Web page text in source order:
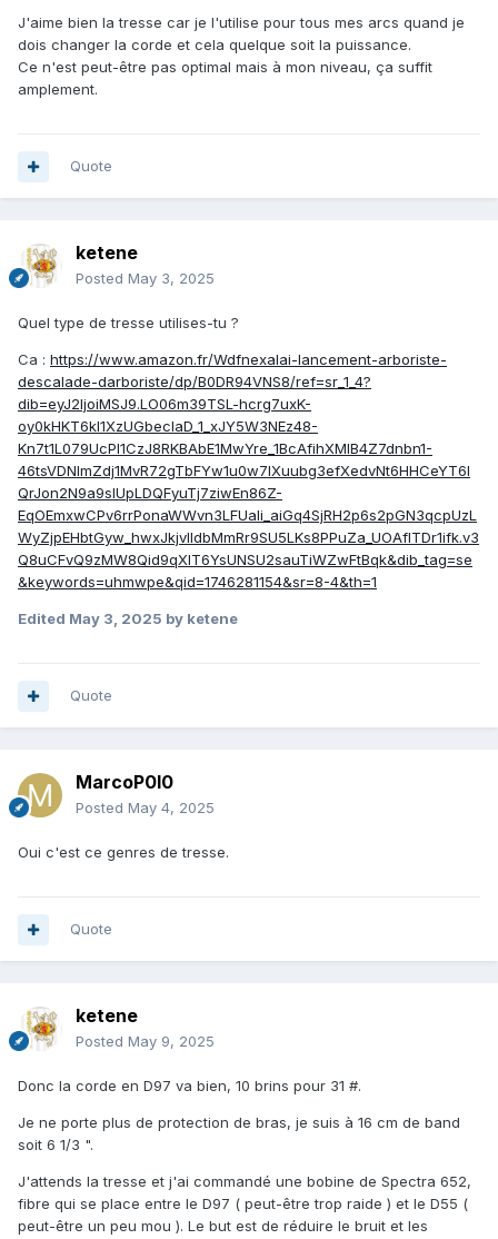
J'aime bien la tresse car je l'utilise pour tous mes arcs quand je
dois changer la corde et cela quelque soit la puissance.
Ce n'est peut-être pas optimal mais à mon niveau, ça suffit
amplement.
Quote
ketene
Posted May 3, 2025
Quel type de tresse utilises-tu ?
Ca : https://www.amazon.fr/Wdfnexalai-lancement-arboriste-
descalade-darboriste/dp/B0DR94VNS8/ref=sr_1_4?
dib=eyJ2IjoiMSJ9.LO06m39TSL-hcrg7uxK-
oy0kHKT6kl1XzUGbecIaD_1_xJY5W3NEz48-
Kn7t1L079UcPI1CzJ8RKBAbE1MwYre_1BcAfihXMIB4Z7dnbn1-
46tsVDNlmZdj1MvR72gTbFYw1u0w7lXuubg3efXedvNt6HHCeYT6l
QrJon2N9a9sIUpLDQFyuTj7ziwEn86Z-
EqOEmxwCPv6rrPonaWWvn3LFUaIi_aiGq4SjRH2p6s2pGN3qcpUzL
WyZjpEHbtGyw_hwxJkjvIIdbMmRr9SU5LKs8PPuZa_UOAfITDr1ifk.v3
Q8uCFvQ9zMW8Qid9qXIT6YsUNSU2sauTiWZwFtBqk&dib_tag=se
&keywords=uhmwpe&qid=1746281154&sr=8-4&th=1
Edited May 3, 2025 by ketene
Quote
MarcoP0l0
Posted May 4, 2025
Oui c'est ce genres de tresse.
Quote
ketene
Posted May 9, 2025
Donc la corde en D97 va bien, 10 brins pour 31 #.
Je ne porte plus de protection de bras, je suis à 16 cm de band
soit 6 1/3 ".
J'attends la tresse et j'ai commandé une bobine de Spectra 652,
fibre qui se place entre le D97 ( peut-être trop raide ) et le D55 (
peut-être un peu mou ). Le but est de réduire le bruit et les